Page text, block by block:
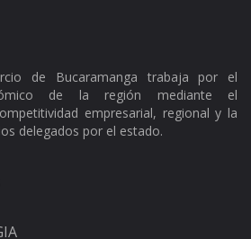
de Bucaramanga trabaja por el
de la región mediante el
empresarial, regional y la
delegados por el estado.